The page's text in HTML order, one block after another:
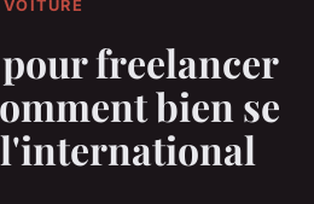
VOITURE
freelancer
bien se